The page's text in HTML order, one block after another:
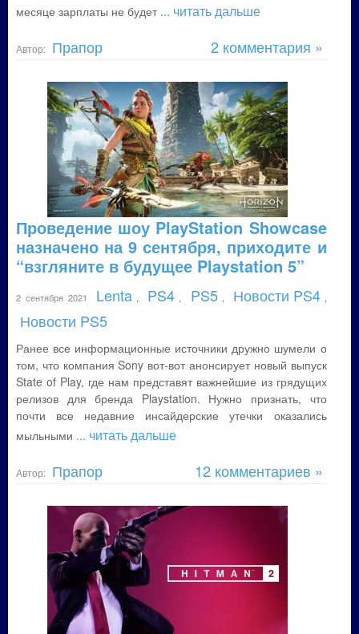
месяце зарплаты не будет ... читать дальше
Автор: Прапор 2 комментария »
Проведение шоу PlayStation Showcase
назначено на 9 сентября, приходите и
“взгляните в будущее Playstation 5”
2 сентября 2021 Lenta PS4 PS5 Новости PS4
Новости PS5
Ранее все информационные источники дружно шумели о
том, что компания Sony вот-вот анонсирует новый выпуск
State of Play, где нам представят важнейшие из грядущих
релизов для бренда Playstation. Нужно признать, что
почти все недавние инсайдерские утечки оказались
мыльными ... читать дальше
Автор: Прапор 12 комментариев »